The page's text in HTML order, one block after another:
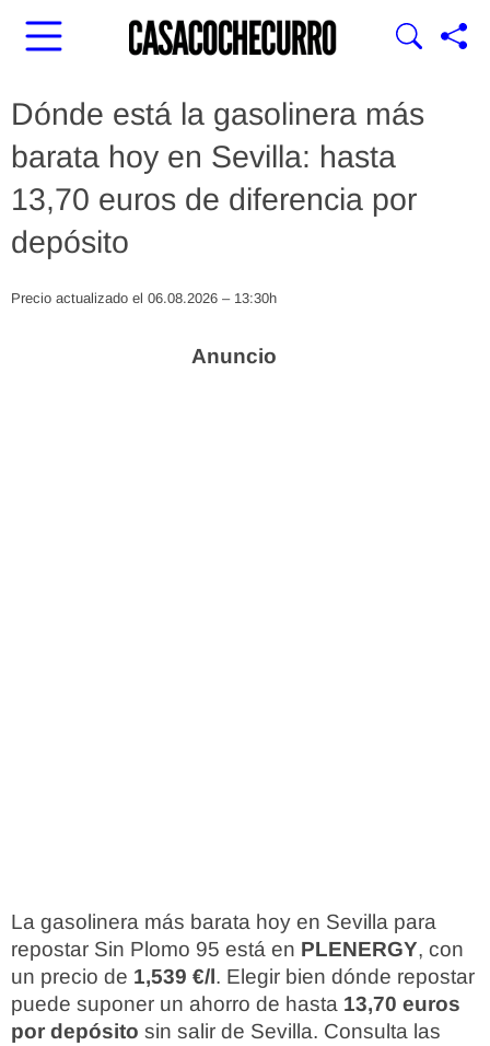
Dónde está la gasolinera más
barata hoy en Sevilla: hasta
13,70 euros de diferencia por
depósito
Precio actualizado el 06.08.2026 – 13:30h
La gasolinera más barata hoy en Sevilla para
repostar Sin Plomo 95 está en PLENERGY, con
un precio de 1,539 €/l. Elegir bien dónde repostar
puede suponer un ahorro de hasta 13,70 euros
por depósito sin salir de Sevilla. Consulta las